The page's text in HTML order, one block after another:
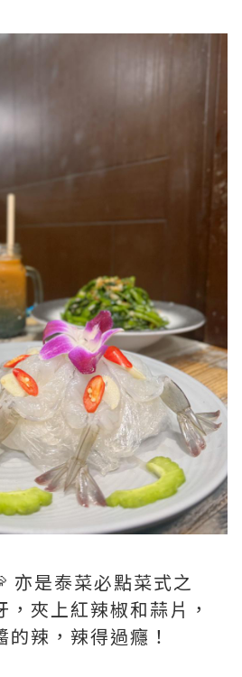
亦是泰菜必點菜式之
夾上紅辣椒和蒜片，
辣，辣得過癮！